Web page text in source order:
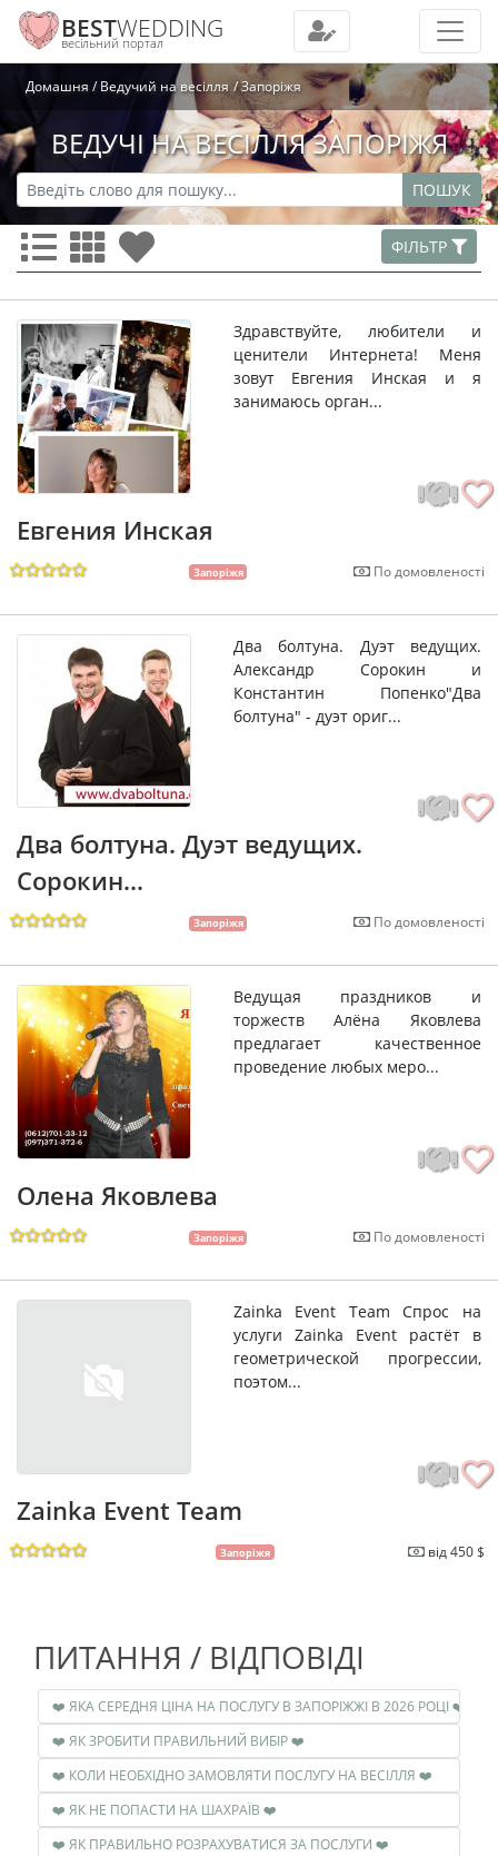
BESTWEDDING
весільний портал
Домашня Ведучий на весілля Запоріжя
ВЕДУЧІ НА ВЕСІЛЛЯ ЗАПОРІЖЯ
ПОШУК
ФІЛЬТР
Здравствуйте, любители и
ценители Интернета! Меня
зовут Евгения Инская и я
занимаюсь орган...
Евгения Инская
Запоріжя По домовленості
Два болтуна. Дуэт ведущих.
Александр Сорокин и
Константин Попенко"Два
болтуна" - дуэт ориг...
Два болтуна. Дуэт ведущих.
Сорокин...
Запоріжя По домовленості
Ведущая праздников и
торжеств Алёна Яковлева
предлагает качественное
проведение любых меро...
Олена Яковлева
Запоріжя По домовленості
Zainka Event Team Спрос на
услуги Zainka Event растёт в
геометрической прогрессии,
поэтом...
Zainka Event Team
Запоріжя від 450 $
ПИТАННЯ / ВІДПОВІДІ
❤️ ЯКА СЕРЕДНЯ ЦІНА НА ПОСЛУГУ В ЗАПОРІЖЖІ В 2026 РОЦІ ❤️
❤️ ЯК ЗРОБИТИ ПРАВИЛЬНИЙ ВИБІР ❤️
❤️ КОЛИ НЕОБХІДНО ЗАМОВЛЯТИ ПОСЛУГУ НА ВЕСІЛЛЯ ❤️
❤️ ЯК НЕ ПОПАСТИ НА ШАХРАЇВ ❤️
❤️ ЯК ПРАВИЛЬНО РОЗРАХУВАТИСЯ ЗА ПОСЛУГИ ❤️